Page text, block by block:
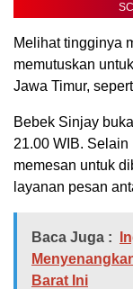
Melihat tingginya
memutuskan
Jawa Timur,
Bebek Sinjay
21.00 WIB.
memesan untuk
layanan pesan
Baca Juga :
Barat Ini